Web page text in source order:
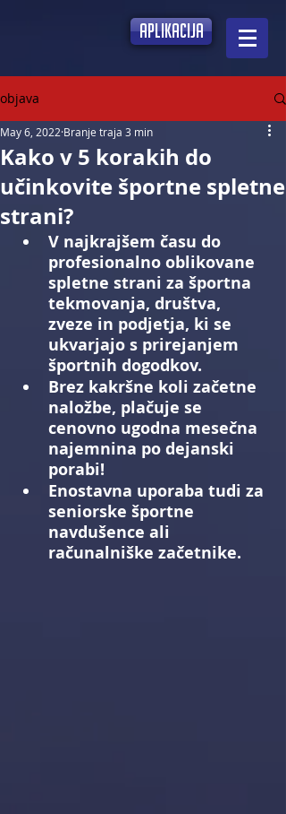
aplikacija
objava
Kako v 5 korakih do
učinkovite športne spletne
strani?
May 6, 2022 Branje traja 3 min
V najkrajšem času do
profesionalno oblikovane
spletne strani za športna
tekmovanja, društva,
zveze in podjetja, ki se
ukvarjajo s prirejanjem
športnih dogodkov.
Brez kakršne koli začetne
naložbe, plačuje se
cenovno ugodna mesečna
najemnina po dejanski
porabi!
Enostavna uporaba tudi za
seniorske športne
navdušence ali
računalniške začetnike.